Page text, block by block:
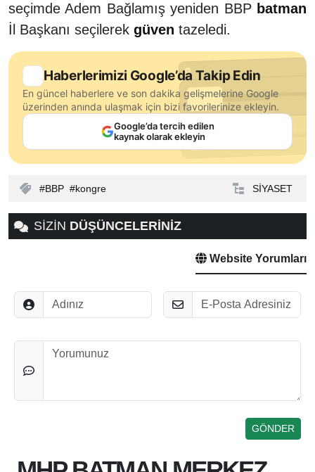
seçimde Adem Bağlamış yeniden BBP batman
İl Başkanı seçilerek güven tazeledi.
Haberlerimizi Google’da Takip Edin
En güncel haberlere ve son dakika gelişmelerine Google
üzerinden anında ulaşmak için bizi favorilerinize ekleyin.
Google’da tercih edilen
kaynak olarak ekleyin
BBP kongre SİYASET
SİZİN DÜŞÜNCELERİNİZ
Website Yorumları
Adınız E-Posta
Düşünceleriniz